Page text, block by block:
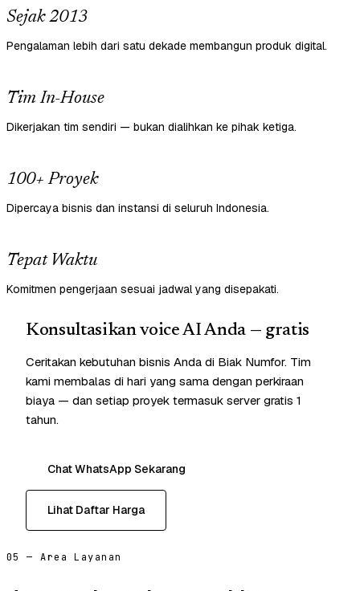
Sejak 2013
Pengalaman lebih dari satu dekade membangun produk digital.
Tim In-House
Dikerjakan tim sendiri — bukan dialihkan ke pihak ketiga.
100+ Proyek
Dipercaya bisnis dan instansi di seluruh Indonesia.
Tepat Waktu
Komitmen pengerjaan sesuai jadwal yang disepakati.
Konsultasikan voice AI Anda — gratis
Ceritakan kebutuhan bisnis Anda di Biak Numfor. Tim
kami membalas di hari yang sama dengan perkiraan
biaya — dan setiap proyek termasuk server gratis 1
tahun.
Chat WhatsApp Sekarang
Lihat Daftar Harga
05 — Area Layanan